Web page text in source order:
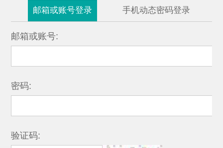
邮箱或账号登录 手机动态密码登录
邮箱或账号:
密码:
验证码: